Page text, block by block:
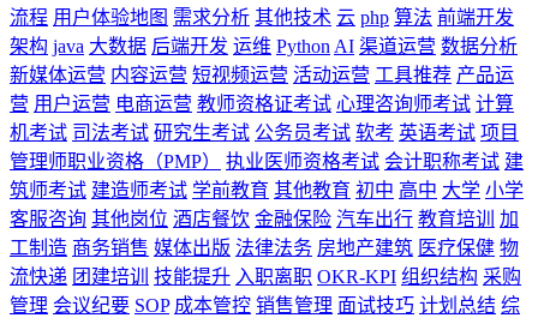
流程 用户体验地图 需求分析 其他技术 云 php 算法 前端开发
架构 java 大数据 后端开发 运维 Python AI 渠道运营 数据分析
新媒体运营 内容运营 短视频运营 活动运营 工具推荐 产品运
营 用户运营 电商运营 教师资格证考试 心理咨询师考试 计算
机考试 司法考试 研究生考试 公务员考试 软考 英语考试 项目
管理师职业资格（PMP）
执业医师资格考试 会计职称考试 建
筑师考试 建造师考试 学前教育 其他教育 初中 高中 大学 小学
客服咨询 其他岗位 酒店餐饮 金融保险 汽车出行 教育培训
加
工制造 商务销售 媒体出版 法律法务 房地产建筑 医疗保健 物
流快递 团建培训 技能提升 入职离职 OKR-KPI 组织结构 采购
管理 会议纪要 SOP 成本管控 销售管理 面试技巧 计划总结 综